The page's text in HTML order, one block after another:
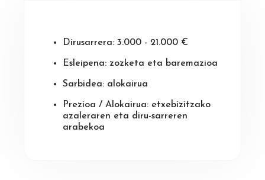
Dirusarrera: 3.000 - 21.000 €
Esleipena: zozketa eta baremazioa
Sarbidea: alokairua
Prezioa / Alokairua: etxebizitzako
azaleraren eta diru-sarreren
arabekoa